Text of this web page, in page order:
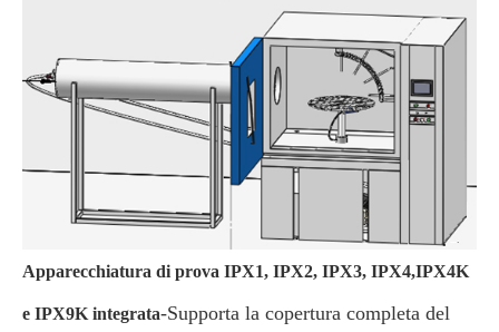
Apparecchiatura di prova IPX1, IPX2, IPX3, IPX4,IPX4K
e IPX9K integrata-Supporta la copertura completa del